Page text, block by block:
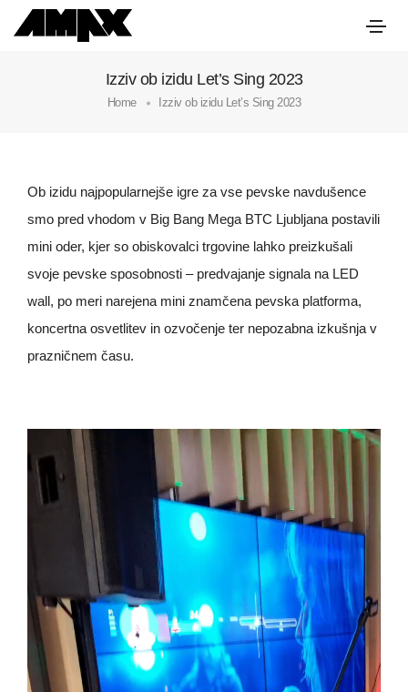
Izziv ob izidu Let’s Sing 2023
Home Izziv ob izidu Let’s Sing 2023
Ob izidu najpopularnejše igre za vse pevske navdušence
smo pred vhodom v Big Bang Mega BTC Ljubljana postavili
mini oder, kjer so obiskovalci trgovine lahko preizkušali
svoje pevske sposobnosti – predvajanje signala na LED
wall, po meri narejena mini znamčena pevska platforma,
koncertna osvetlitev in ozvočenje ter nepozabna izkušnja v
prazničnem času.